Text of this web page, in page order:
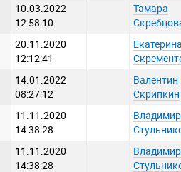
10.03.2022
12:58:10
Тамара
20.11.2020
12:12:41
14.01.2022
08:27:12
Валентин
Скрипкин
11.11.2020
14:38:28
Владимир
11.11.2020
14:38:28
Владимир